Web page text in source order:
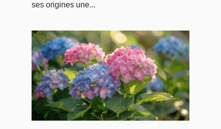
ses origines une...